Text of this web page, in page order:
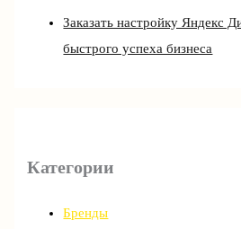
Заказать настройку Яндекс
быстрого успеха бизнеса
Категории
Бренды